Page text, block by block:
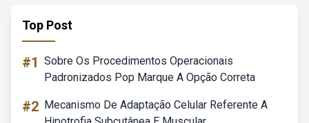
Top Post
#1 Sobre Os Procedimentos Operacionais
Padronizados Pop Marque A Opção Correta
#2 Mecanismo De Adaptação Celular Referente A